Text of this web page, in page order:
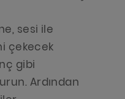
sesi ile
çekecek
gibi
Ardından